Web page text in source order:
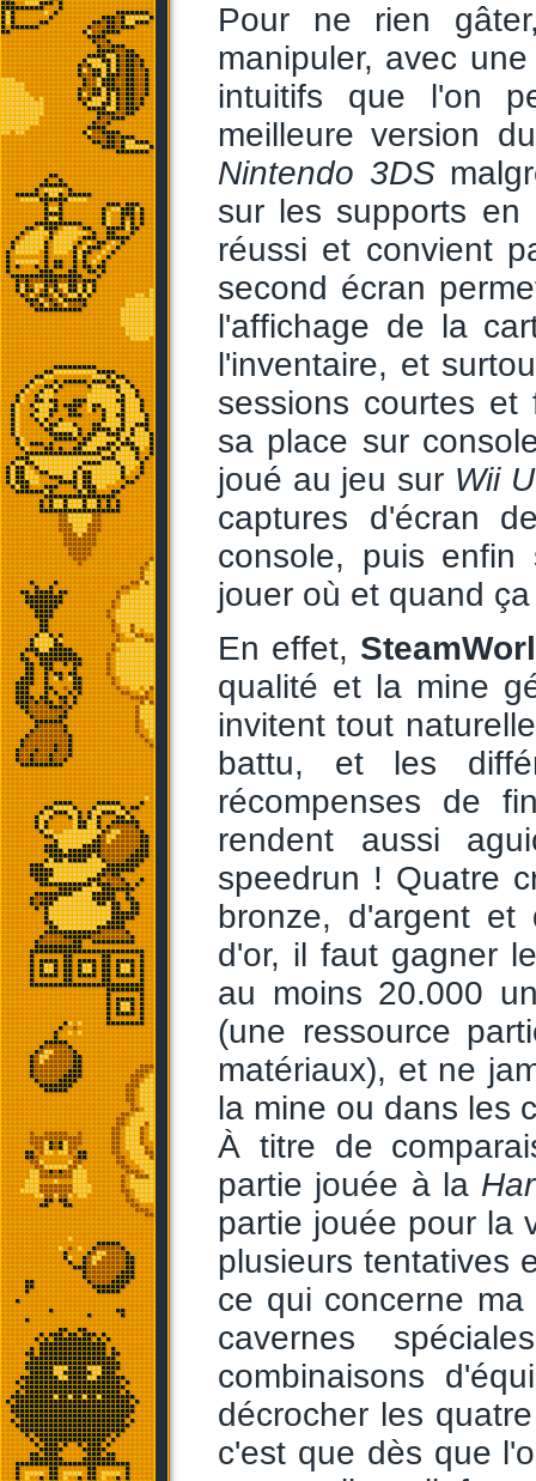
Pour ne rien
manipuler, avec
intuitifs que l'on
meilleure version
Nintendo 3DS
sur les supports
réussi et convient
second écran
l'affichage de la
l'inventaire, et
sessions courtes
sa place sur
joué au jeu sur Wii U
captures d'écran
console, puis
jouer où et quand
En effet,
qualité et la mine
invitent tout
battu, et les
récompenses de
rendent aussi
speedrun ! Quatre
bronze, d'argent
d'or, il faut gagner
au moins 20.000
(une ressource
matériaux), et ne
la mine ou dans les
À titre de
partie jouée à la
partie jouée pour la
plusieurs tentatives
ce qui concerne
cavernes
combinaisons
décrocher les
c'est que dès que